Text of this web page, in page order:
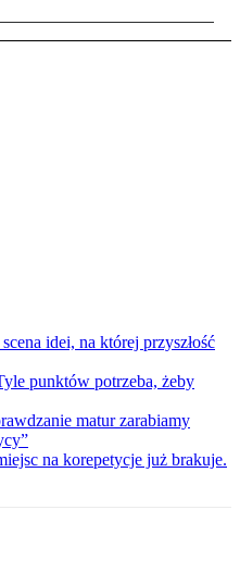
idei, na której przyszłość
punktów potrzeba, żeby
matur zarabiamy
na korepetycje już brakuje.